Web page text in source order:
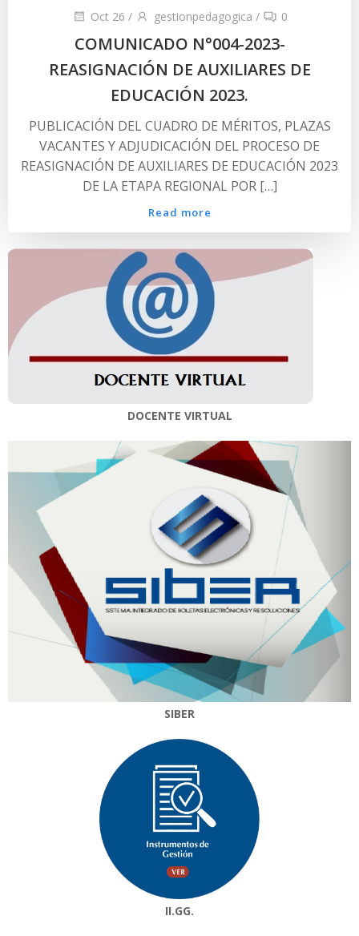
Oct 26 / gestionpedagogica / 0
COMUNICADO N°004-2023-
REASIGNACIÓN DE AUXILIARES DE
EDUCACIÓN 2023.
PUBLICACIÓN DEL CUADRO DE MÉRITOS, PLAZAS
VACANTES Y ADJUDICACIÓN DEL PROCESO DE
REASIGNACIÓN DE AUXILIARES DE EDUCACIÓN 2023
DE LA ETAPA REGIONAL POR […]
Read more
DOCENTE VIRTUAL
SIBER
II.GG.